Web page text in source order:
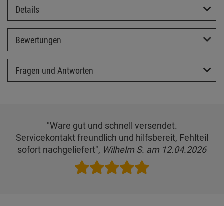
Details
Bewertungen
Fragen und Antworten
"Ware gut und schnell versendet.
Servicekontakt freundlich und hilfsbereit, Fehlteil
sofort nachgeliefert", Wilhelm S. am 12.04.2026